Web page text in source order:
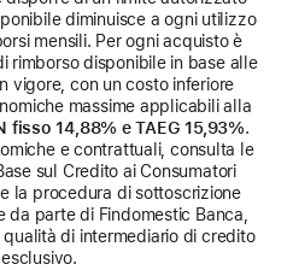
diminuisce a ogni utilizzo
mensili. Per ogni acquisto è
rimborso disponibile in base alle
vigore, con un costo inferiore
massime applicabili alla
fisso 14,88% e TAEG 15,93%.
e contrattuali, consulta le
sul Credito ai Consumatori
la procedura di sottoscrizione
da parte di Findomestic Banca,
di intermediario di credito